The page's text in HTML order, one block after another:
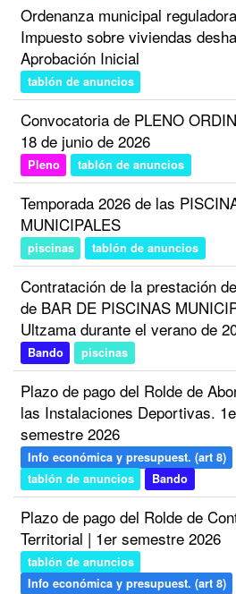
Ordenanza municipal
Impuesto sobre viviendas
Aprobación Inicial
tablón de anuncios
Convocatoria de PLENO
18 de junio de 2026
Pleno tablón de anuncios
Temporada 2026 de las
MUNICIPALES
piscinas tablón de anuncios
Contratación de la prestación
de BAR DE PISCINAS
Ultzama durante el verano de
Bando piscinas
Plazo de pago del Rolde de
las Instalaciones Deportivas.
semestre 2026
Info económica y presupuest. (art 8)
tablón de anuncios
Bando
Plazo de pago del Rolde de
Territorial | 1er semestre 2026
tablón de anuncios
Info económica y presupuest. (art 8)